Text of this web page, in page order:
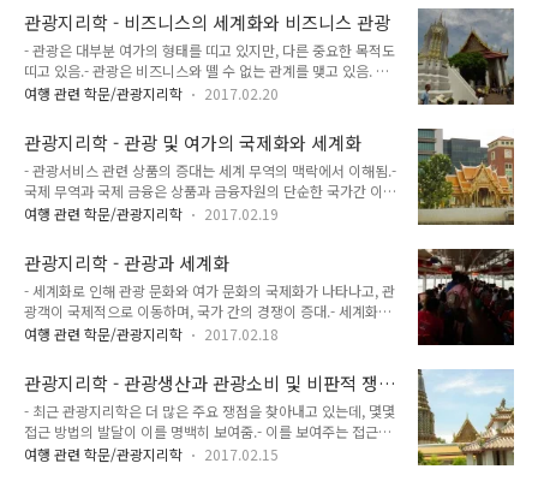
생존자형 : 주류 사회에서 격리된 불이익 집단- 생계유지형 ..
의존할 수 밖에 없는 상황.- 그러나 관광은 개발 단계에서 단순히
보조적 역할만 하지 않고 그 이상을 수행할 정도로 주체적. - 회
사가 커질수록 시장은 더 명확해지고 주변 국가에 대한 중심국가
의 영향력도 커짐.- 관광 경제의 도입이 강력하더라도 관광에서
는 주변국이 중심국에 미치는 옇양이 제한적.- 관광의 흐름은 무
로 이동. 그러나 동시에 관광으로 인해 제1세계와 제3세계 사이
에 재화가 아닌 사람이 이동..
관광지리학 - 비즈니스의 세계화와 비즈니스 관광
- 관광은 대부분 여가의 형태를 띠고 있지만, 다른 중요한 목적도
띠고 있음.- 관광은 비즈니스와 뗄 수 없는 관계를 맺고 있음. 더
욱이 최근의 국제 비즈니스 관광의 성장은 경제의 세계화와 맥을
사적 결과라 주장. 상품 자본 (무역) 에서 화폐자본 (투자)으로,
그리고 생산 자본까지 이동하며, 각 단계에서 국제 관광의 새로
운 형태와 수준이 생겨나는 것을 볼 수 있음.- 20세기 말 국제 비
즈니스 여행은 하나의 세련된 문화로, 포상여행, 국제회의, 비즈
니스 여행이 있음.- 비즈니스 여행의 경제성은 크게 두 가지1. 비
강.2. 국제 비즈니스 관광객 수가 매우 증가. - 관광산업이..
여행 관련 학문/관광지리학 2017.02.20
관광지리학 - 관광 및 여가의 국제화와 세계화
- 관광서비스 관련 상품의 증대는 세계 무역의 맥락에서 이해됨.-
국제 무역과 국제 금융은 상품과 금융자원의 단순한 국가간 이동
이 아니라 훨씬 폭넓은 관점에서 이해해야 함. 제3세계 국가는
를 향해 밖을 바라보면서 자본주의 국가든 사회주의 국가든 선진
국의 재화와 용역, 금융자원 뿐 아니라 생산기술을 이전시키는
데 대한 개발 혹은 반개발의 영향, 소비패턴, 제도적 및 조직적
정비, 교육, 건강과 사회 체제, 보편적 가치와 이상, 생활방식의
영향을 받음.- 관광은 사람의 이동이나 경제 변화 그 이상으로,
준 높은 상호침투작용. - 관광의 국제화는 오래전부터 시작된 역
사적 과정.- 대중 국..
여행 관련 학문/관광지리학 2017.02.19
관광지리학 - 관광과 세계화
- 세계화로 인해 관광 문화와 여가 문화의 국제화가 나타나고, 관
광객이 국제적으로 이동하며, 국가 간의 경쟁이 증대.- 세계화에
대한 이론으로는 세계주의, 전통주의 변화주의 등이 있음. 세계
괴하고, 국경 없는 세계로 인도한다고 주장.- 긍정적으로 해석하
면 제약을 제거함으로써 관광을 자유화하는 과정.- 부정적으로
해석하면 주요 환경 문제나 다른 위험을 조성하는 과정. 전통주
의- 최근 추세는 오랜 기간 꾸준히 진행된 세계화 과정이 집중적
으로 나타난 것 뿐.- 국민국가는 여전히 자본과 경제 활동이 주로
여행 관련 학문/관광지리학 2017.02.18
관광지리학 - 관광생산과 관광소비 및 비판적 쟁
점
- 최근 관광지리학은 더 많은 주요 쟁점을 찾아내고 있는데, 몇몇
접근 방법의 발달이 이를 명백히 보여줌.- 이를 보여주는 접근법
으로는 넓은 의미에서 주로 이용했던 귀납적 실증주의 (때로는
여행 관련 학문/관광지리학 2017.02.15